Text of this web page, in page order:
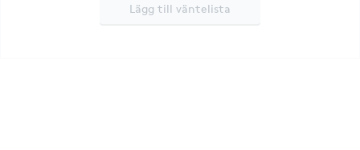
Lägg till väntelista